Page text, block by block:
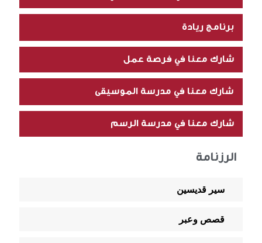
برنامج ريادة
شارك معنا في فرصة عمل
شارك معنا في مدرسة الموسيقى
شارك معنا في مدرسة الرسم
الرزنامة
سير قديسين
قصص وعبر